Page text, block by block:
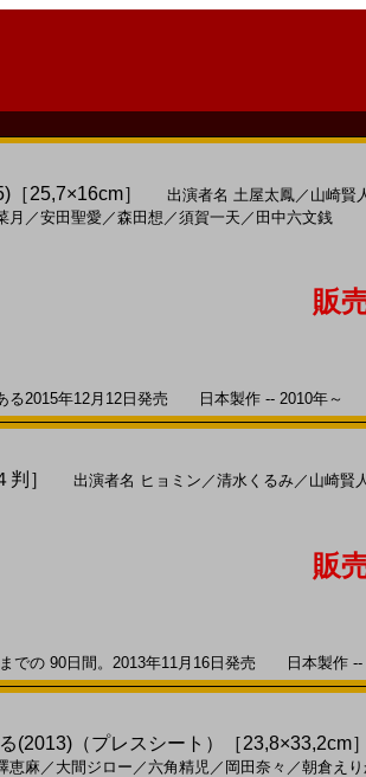
25,7×16cm］ 出演者名 土屋太鳳／ 山崎賢
月 ／安田聖愛／森田想 ／須賀一天 ／ 田中六文銭
販
2015年12月12日発売 日本製作 -- 2010年～
］ 出演者名 ヒョミン ／清水くるみ／ 山崎賢
販
での 90日間。2013年11月16日発売 日本製作 --
(2013)（プレスシート）［23,8×33,2cm
恵麻 ／ 大間ジロー ／ 六角精児／ 岡田奈々 ／朝倉え